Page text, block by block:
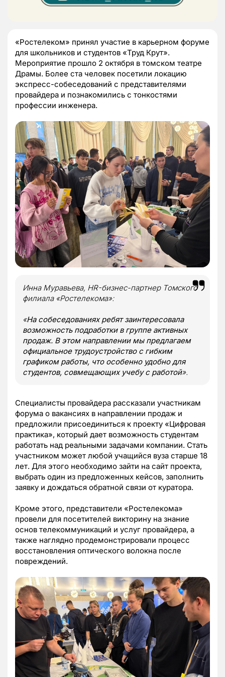
«Ростелеком» принял участие в карьерном форуме
для школьников и студентов «Труд Крут».
Мероприятие прошло 2 октября в томском театре
Драмы. Более ста человек посетили локацию
экспресс-собеседований с представителями
провайдера и познакомились с тонкостями
профессии инженера.
Инна Муравьева, HR-бизнес-партнер Томского
филиала «Ростелекома»:
«На собеседованиях ребят заинтересовала
возможность подработки в группе активных
продаж. В этом направлении мы предлагаем
официальное трудоустройство с гибким
графиком работы, что особенно удобно для
студентов, совмещающих учебу с работой».
Специалисты провайдера рассказали участникам
форума о вакансиях в направлении продаж и
предложили присоединиться к проекту «Цифровая
практика», который дает возможность студентам
работать над реальными задачами компании. Стать
участником может любой учащийся вуза старше 18
лет. Для этого необходимо зайти на сайт проекта,
выбрать один из предложенных кейсов, заполнить
заявку и дождаться обратной связи от куратора.
Кроме этого, представители «Ростелекома»
провели для посетителей викторину на знание
основ телекоммуникаций и услуг провайдера, а
также наглядно продемонстрировали процесс
восстановления оптического волокна после
повреждений.